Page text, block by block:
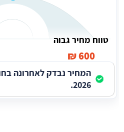
טווח מחיר גבוה
600 ₪
המחיר נבדק לאחרונה
2026.